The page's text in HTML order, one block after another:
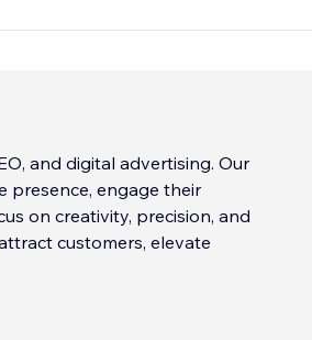
and digital advertising. Our
presence, engage their
on creativity, precision, and
customers, elevate